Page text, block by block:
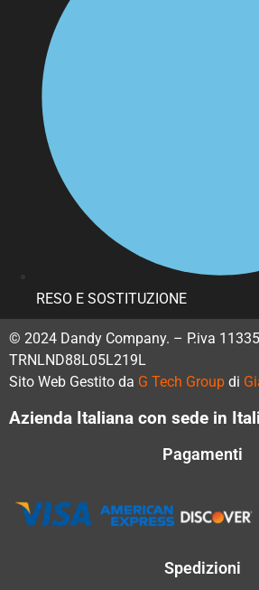
RESO E SOSTITUZIONE
© 2024 Dandy Company. – P.iva
TRNLND88L05L219L
Sito Web Gestito da G Tech Group di
Azienda Italiana con sede in
Pagamenti
Spedizioni